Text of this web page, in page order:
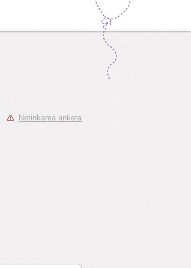
Netinkama anketa